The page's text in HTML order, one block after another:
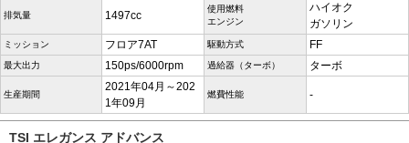
排気量 1497cc
使用燃料
エンジン
ハイオク
ガソリン
ミッション フロア7AT 駆動方式 FF
最大出力 150ps/6000rpm 過給器（ターボ） ターボ
生産期間
2021年04月～202
1年09月
燃費性能 -
TSI エレガンス アドバンス